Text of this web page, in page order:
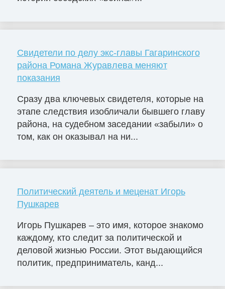
Свидетели по делу экс-главы Гагаринского
района Романа Журавлева меняют
показания
Сразу два ключевых свидетеля, которые на
этапе следствия изобличали бывшего главу
района, на судебном заседании «забыли» о
том, как он оказывал на ни...
Политический деятель и меценат Игорь
Пушкарев
Игорь Пушкарев – это имя, которое знакомо
каждому, кто следит за политической и
деловой жизнью России. Этот выдающийся
политик, предприниматель, канд...